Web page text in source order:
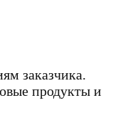
заказчика.
продукты и